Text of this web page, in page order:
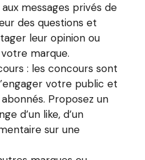
messages privés de
des questions et
leur opinion ou
marque.
: les concours sont
votre public et
Proposez un
d’un like, d’un
sur une